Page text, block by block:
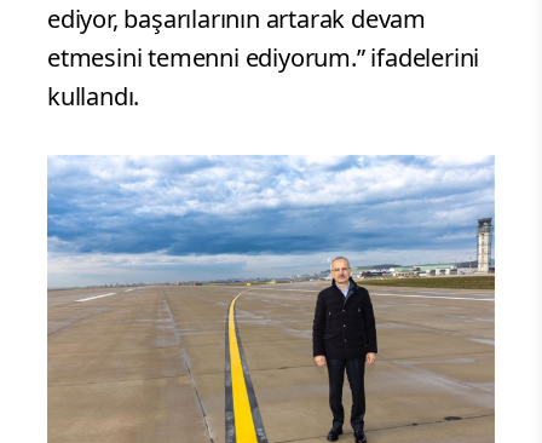
ediyor, başarılarının artarak devam
etmesini temenni ediyorum.” ifadelerini
kullandı.